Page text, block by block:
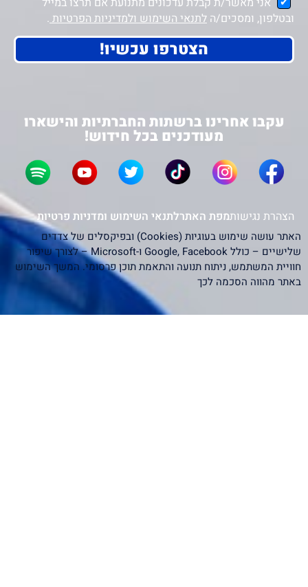
ובטלפון, ומסכים/ה לתנאי השימוש ולמדיניות הפרטיות.
הצטרפו עכשיו!
עקבו אחרינו ברשתות החברתיות והישארו
מעודכנים בכל חידוש!
הצהרת נגישותמפת האתרלתנאי השימוש ומדניות פרטיות
האתר עושה שימוש בעוגיות (Cookies) ובפיקסלים של צדדים
שלישיים – כולל Google, Facebook ו-Microsoft – לצורך שיפור
חוויית המשתמש, ניתוח תנועה והתאמת תוכן פרסומי. המשך השימוש
באתר מהווה הסכמה לכך